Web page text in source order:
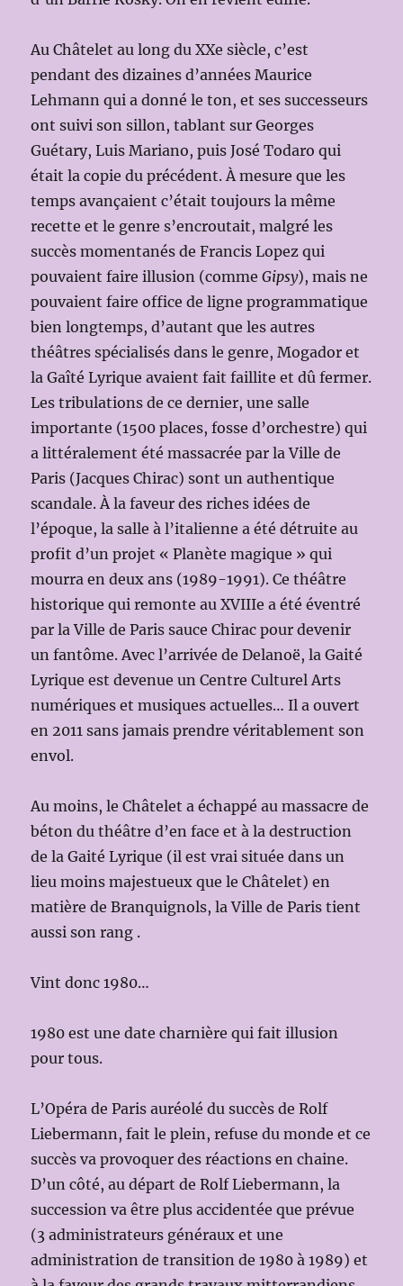
Au Châtelet au long du XXe siècle, c’est
pendant des dizaines d’années Maurice
Lehmann qui a donné le ton, et ses successeurs
ont suivi son sillon, tablant sur Georges
Guétary, Luis Mariano, puis José Todaro qui
était la copie du précédent. À mesure que les
temps avançaient c’était toujours la même
recette et le genre s’encroutait, malgré les
succès momentanés de Francis Lopez qui
pouvaient faire illusion (commeGipsy), mais ne
pouvaient faire office de ligne programmatique
bien longtemps, d’autant que les autres
théâtres spécialisés dans le genre, Mogador et
la Gaîté Lyrique avaient fait faillite et dû fermer.
Les tribulations de ce dernier, une salle
importante (1500 places, fosse d’orchestre) qui
a littéralement été massacrée par la Ville de
Paris (Jacques Chirac) sont un authentique
scandale. À la faveur des riches idées de
l’époque, la salle à l’italienne a été détruite au
profit d’un projet « Planète magique » qui
mourra en deux ans (1989-1991). Ce théâtre
historique qui remonte au XVIIIe a été éventré
par la Ville de Paris sauce Chirac pour devenir
un fantôme. Avec l’arrivée de Delanoë, la Gaité
Lyrique est devenue un Centre Culturel Arts
numériques et musiques actuelles… Il a ouvert
en 2011 sans jamais prendre véritablement son
envol.
Au moins, le Châtelet a échappé au massacre de
béton du théâtre d’en face et à la destruction
de la Gaité Lyrique (il est vrai située dans un
lieu moins majestueux que le Châtelet) en
matière de Branquignols, la Ville de Paris tient
aussi son rang .
Vint donc 1980…
1980 est une date charnière qui fait illusion
pour tous.
L’Opéra de Paris auréolé du succès de Rolf
Liebermann, fait le plein, refuse du monde et ce
succès va provoquer des réactions en chaine.
D’un côté, au départ de Rolf Liebermann, la
succession va être plus accidentée que prévue
(3 administrateurs généraux et une
administration de transition de 1980 à 1989) et